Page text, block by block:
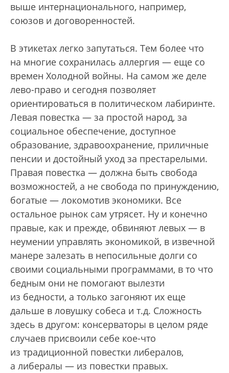
выше интернационального, например,
союзов и договоренностей.
В этикетах легко запутаться. Тем более что
на многие сохранилась аллергия — еще со
времен Холодной войны. На самом же деле
лево-право и сегодня позволяет
ориентироваться в политическом лабиринте.
Левая повестка — за простой народ, за
социальное обеспечение, доступное
образование, здравоохранение, приличные
пенсии и достойный уход за престарелыми.
Правая повестка — должна быть свобода
возможностей, а не свобода по принуждению,
богатые — локомотив экономики. Все
остальное рынок сам утрясет. Ну и конечно
правые, как и прежде, обвиняют левых — в
неумении управлять экономикой, в извечной
манере залезать в непосильные долги со
своими социальными программами, в то что
бедным они не помогают вылезти
из бедности, а только загоняют их еще
дальше в ловушку собеса и т.д. Сложность
здесь в другом: консерваторы в целом ряде
случаев присвоили себе кое-что
из традиционной повестки либералов,
а либералы — из повестки правых.